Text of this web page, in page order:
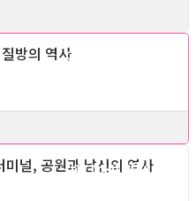
Gay right, Theory
방의 역사
Gay right, Theory
널, 공원과 남산의 역사